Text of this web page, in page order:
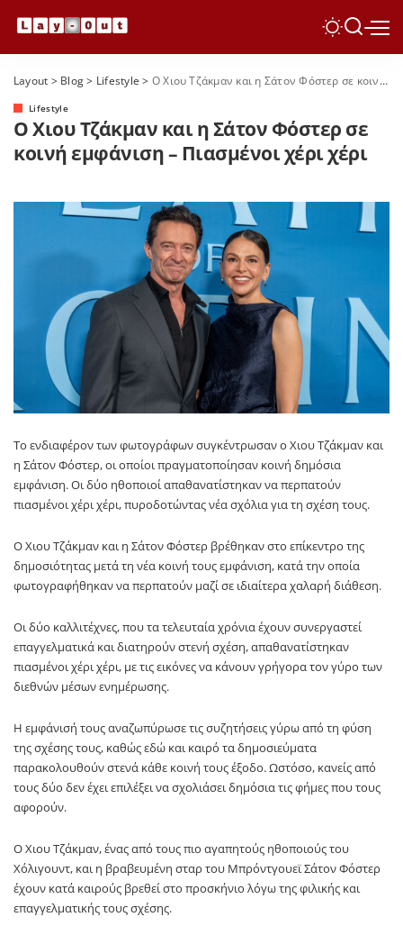
Layout > Blog> Lifestyle > Ο Χιου Τζάκμαν και η Σάτον Φόστερ σε κοινή εμφάνιση – Πιασμένοι χέρι χέρι
Lifestyle
Ο Χιου Τζάκμαν και η Σάτον Φόστερ σε
κοινή εμφάνιση – Πιασμένοι χέρι χέρι
Το ενδιαφέρον των φωτογράφων συγκέντρωσαν ο Χιου Τζάκμαν και
η Σάτον Φόστερ, οι οποίοι πραγματοποίησαν κοινή δημόσια
εμφάνιση. Οι δύο ηθοποιοί απαθανατίστηκαν να περπατούν
πιασμένοι χέρι χέρι, πυροδοτώντας νέα σχόλια για τη σχέση τους.
Ο Χιου Τζάκμαν και η Σάτον Φόστερ βρέθηκαν στο επίκεντρο της
δημοσιότητας μετά τη νέα κοινή τους εμφάνιση, κατά την οποία
φωτογραφήθηκαν να περπατούν μαζί σε ιδιαίτερα χαλαρή διάθεση.
Οι δύο καλλιτέχνες, που τα τελευταία χρόνια έχουν συνεργαστεί
επαγγελματικά και διατηρούν στενή σχέση, απαθανατίστηκαν
πιασμένοι χέρι χέρι, με τις εικόνες να κάνουν γρήγορα τον γύρο των
διεθνών μέσων ενημέρωσης.
Η εμφάνισή τους αναζωπύρωσε τις συζητήσεις γύρω από τη φύση
της σχέσης τους, καθώς εδώ και καιρό τα δημοσιεύματα
παρακολουθούν στενά κάθε κοινή τους έξοδο. Ωστόσο, κανείς από
τους δύο δεν έχει επιλέξει να σχολιάσει δημόσια τις φήμες που τους
αφορούν.
Ο Χιου Τζάκμαν, ένας από τους πιο αγαπητούς ηθοποιούς του
Χόλιγουντ, και η βραβευμένη σταρ του Μπρόντγουεϊ Σάτον Φόστερ
έχουν κατά καιρούς βρεθεί στο προσκήνιο λόγω της φιλικής και
επαγγελματικής τους σχέσης.